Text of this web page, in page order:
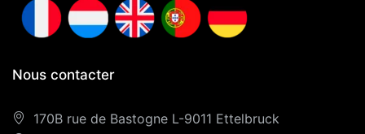
Nous contacter
170B rue de Bastogne L-9011 Ettelbruck